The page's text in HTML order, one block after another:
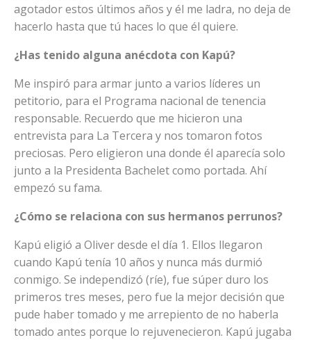
agotador estos últimos años y él me ladra, no deja de
hacerlo hasta que tú haces lo que él quiere.
¿Has tenido alguna anécdota con Kapú?
Me inspiró para armar junto a varios líderes un
petitorio, para el Programa nacional de tenencia
responsable. Recuerdo que me hicieron una
entrevista para La Tercera y nos tomaron fotos
preciosas. Pero eligieron una donde él aparecía solo
junto a la Presidenta Bachelet como portada. Ahí
empezó su fama.
¿Cómo se relaciona con sus hermanos perrunos?
Kapú eligió a Oliver desde el día 1. Ellos llegaron
cuando Kapú tenía 10 años y nunca más durmió
conmigo. Se independizó (ríe), fue súper duro los
primeros tres meses, pero fue la mejor decisión que
pude haber tomado y me arrepiento de no haberla
tomado antes porque lo rejuvenecieron. Kapú jugaba